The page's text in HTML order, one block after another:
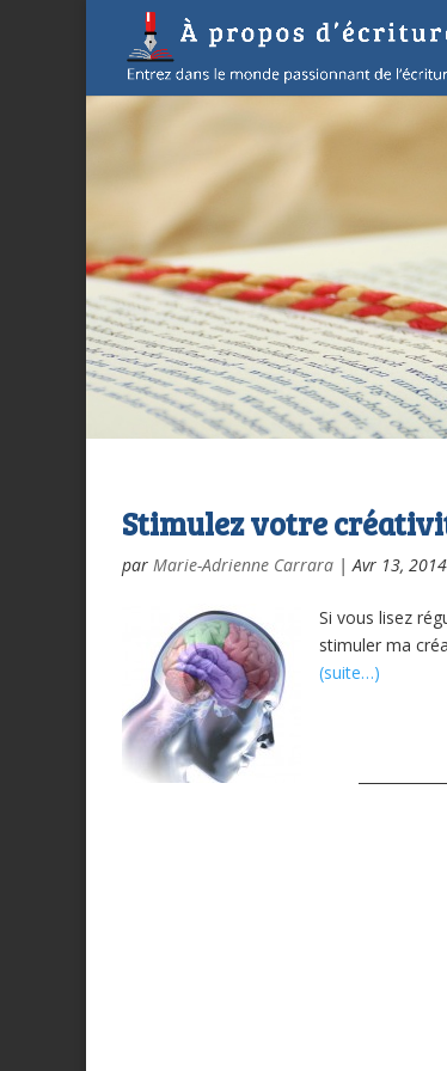
Stimulez votre
par Marie-Adrienne Carrara |Avr 13, 2014
Si vous lisez
stimuler ma
(suite…)